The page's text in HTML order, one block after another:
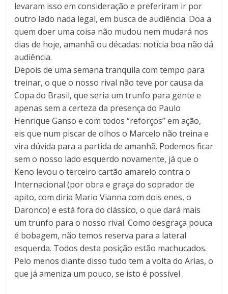
levaram isso em consideração e preferiram ir por
outro lado nada legal, em busca de audiência. Doa a
quem doer uma coisa não mudou nem mudará nos
dias de hoje, amanhã ou décadas: notícia boa não dá
audiência.
Depois de uma semana tranquila com tempo para
treinar, o que o nosso rival não teve por causa da
Copa do Brasil, que seria um trunfo para gente e
apenas sem a certeza da presença do Paulo
Henrique Ganso e com todos “reforços” em ação,
eis que num piscar de olhos o Marcelo não treina e
vira dúvida para a partida de amanhã. Podemos ficar
sem o nosso lado esquerdo novamente, já que o
Keno levou o terceiro cartão amarelo contra o
Internacional (por obra e graça do soprador de
apito, com diria Mario Vianna com dois enes, o
Daronco) e está fora do clássico, o que dará mais
um trunfo para o nosso rival. Como desgraça pouca
é bobagem, não temos reserva para a lateral
esquerda. Todos desta posição estão machucados.
Pelo menos diante disso tudo tem a volta do Arias, o
que já ameniza um pouco, se isto é possível .